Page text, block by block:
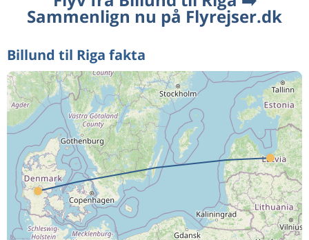
Sammenlign nu på Flyrejser.dk
Billund til Riga fakta